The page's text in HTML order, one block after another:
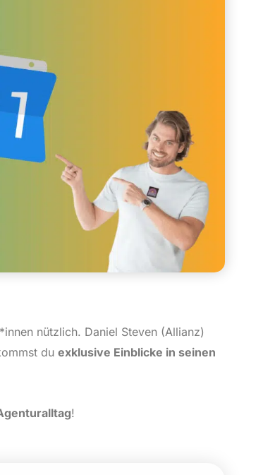
nützlich. Daniel Steven (Allianz)
du exklusive Einblicke in seinen
!